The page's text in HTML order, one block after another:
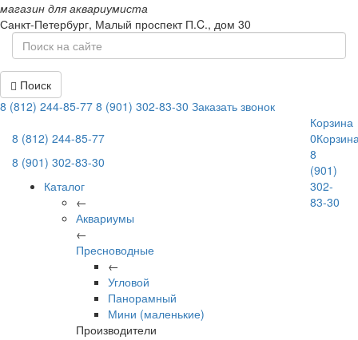
магазин для аквариумиста
Санкт-Петербург, Малый проспект П.C., дом 30
Поиск
8 (812) 244-85-77 8 (901) 302-83-30 Заказать звонок
8 (812) 244-85-77
8 (901) 302-83-30
Каталог
←
Аквариумы
←
Пресноводные
←
Угловой
Панорамный
Мини (маленькие)
Производители
Корзина
0
8
(901)
302-
83-30